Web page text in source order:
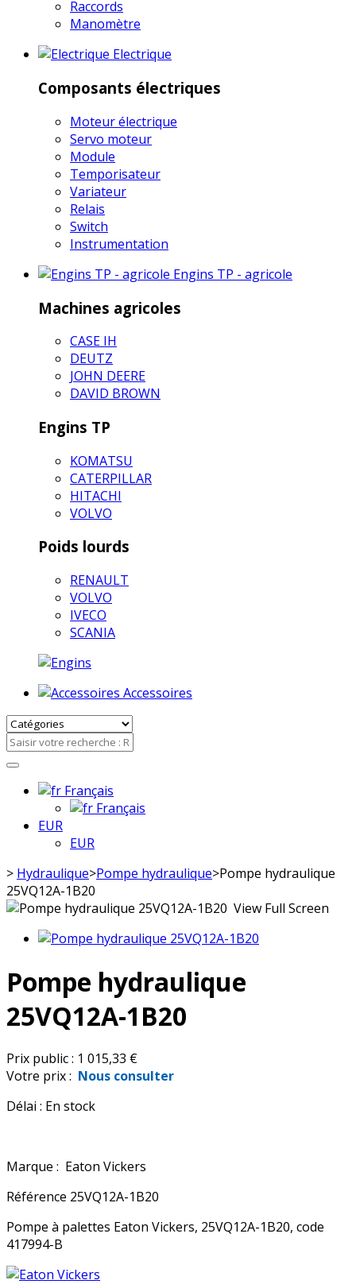
Raccords
Manomètre
Electrique
Composants électriques
Moteur électrique
Servo moteur
Module
Temporisateur
Variateur
Relais
Switch
Instrumentation
Engins TP - agricole
Machines agricoles
CASE IH
DEUTZ
JOHN DEERE
DAVID BROWN
Engins TP
KOMATSU
CATERPILLAR
HITACHI
VOLVO
Poids lourds
RENAULT
VOLVO
IVECO
SCANIA
Accessoires
Français
Français
EUR
EUR
> Hydraulique>Pompe hydraulique>Pompe hydraulique
25VQ12A-1B20
View Full Screen
Pompe hydraulique
25VQ12A-1B20
Prix public : 1 015,33 €
Votre prix : Nous consulter
Délai : En stock
Marque : Eaton Vickers
Référence 25VQ12A-1B20
Pompe à palettes Eaton Vickers, 25VQ12A-1B20, code
417994-B